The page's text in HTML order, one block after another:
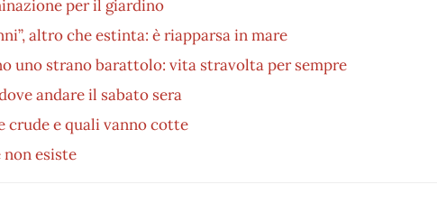
per il giardino
altro che estinta: è riapparsa in mare
uno strano barattolo: vita stravolta per sempre
andare il sabato sera
crude e quali vanno cotte
esiste